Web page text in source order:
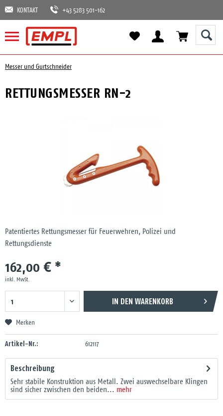
KONTAKT +43 5283 501-162
Messer und Gurtschneider
RETTUNGSMESSER RN-2
Patentiertes Rettungsmesser für Feuerwehren, Polizei und
Rettungsdienste
162,00 € *
inkl. MwSt.
IN DEN WARENKORB
Merken
Artikel-Nr.: 612117
Beschreibung
Sehr stabile Konstruktion aus Metall. Zwei auswechselbare Klingen
sind sicher zwischen den beiden... mehr